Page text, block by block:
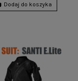
Dodaj do koszyka